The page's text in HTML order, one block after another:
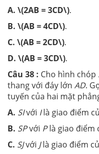
A. \(2AB = 3CD\).
B. \(AB = 4CD\).
C. \(AB = 2CD\).
D. \(AB = 3CD\).
Câu 38 : Cho hình chóp
thang với đáy lớn AD.
tuyến của hai mặt
A. SIvới Ilà giao điểm
B. SPvới Plà giao điểm
C. SJvới Jlà giao điểm